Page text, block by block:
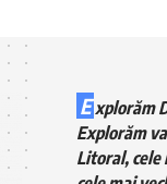
E xplorăm
Explorăm
Litoral, cele